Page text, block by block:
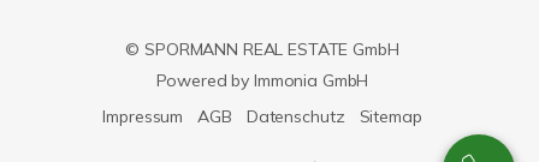
© SPORMANN REAL ESTATE GmbH
Powered by Immonia GmbH
Impressum
AGB Datenschutz Sitemap